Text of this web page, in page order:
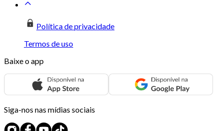
Política de privacidade
Termos de uso
Baixe o app
Siga-nos nas mídias sociais